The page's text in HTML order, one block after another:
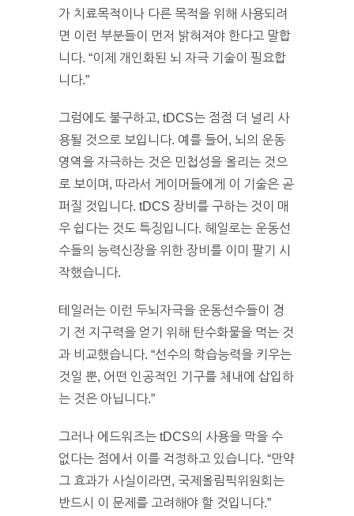
가 치료목적이나 다른 목적을 위해 사용되려
면 이런 부분들이 먼저 밝혀져야 한다고 말합
니다. “이제 개인화된 뇌 자극 기술이 필요합
니다.”
그럼에도 불구하고, tDCS는 점점 더 널리 사
용될 것으로 보입니다. 예를 들어, 뇌의 운동
영역을 자극하는 것은 민첩성을 올리는 것으
로 보이며, 따라서 게이머들에게 이 기술은 곧
퍼질 것입니다. tDCS 장비를 구하는 것이 매
우 쉽다는 것도 특징입니다. 헤일로는 운동선
수들의 능력신장을 위한 장비를 이미 팔기 시
작했습니다.
테일러는 이런 두뇌자극을 운동선수들이 경
기 전 지구력을 얻기 위해 탄수화물을 먹는 것
과 비교했습니다. “선수의 학습능력을 키우는
것일 뿐, 어떤 인공적인 기구를 체내에 삽입하
는 것은 아닙니다.”
그러나 에드워즈는 tDCS의 사용을 막을 수
없다는 점에서 이를 걱정하고 있습니다. “만약
그 효과가 사실이라면, 국제올림픽위원회는
반드시 이 문제를 고려해야 할 것입니다.”